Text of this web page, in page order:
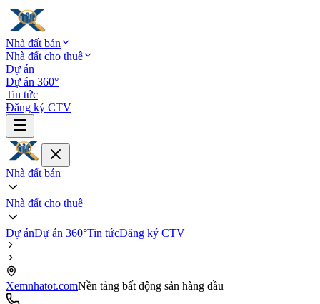
Nhà đất bán
Nhà đất cho thuê
Dự án
Dự án 360°
Tin tức
Đăng ký CTV
Nhà đất bán
Nhà đất cho thuê
Dự ánDự án 360°Tin tứcĐăng ký CTV
Xemnhatot.comNền tảng bất động sản hàng đầu